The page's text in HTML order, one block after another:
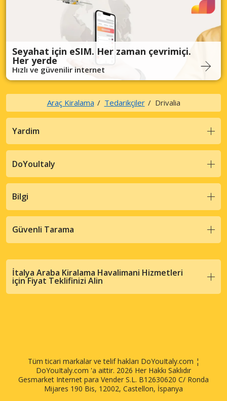
Seyahat için eSIM. Her zaman çevrimiçi.
Her yerde
Hızlı ve güvenilir internet
Araç Kiralama Tedarikçiler Drivalia
Yardim
DoYouItaly
Bilgi
Güvenli Tarama
İtalya Araba Kiralama Havalimani Hizmetleri
için Fiyat Teklifinizi Alin
Tüm ticari markalar ve telif hakları DoYouItaly.com ¦
DoYouItaly.com 'a aittir. 2026 Her Hakkı Saklıdır
Gesmarket Internet para Vender S.L. B12630620 C/ Ronda
Mijares 190 Bis, 12002, Castellon, İspanya